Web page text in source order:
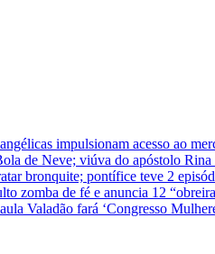
impulsionam acesso ao
de Neve; viúva do apóstolo Rina
bronquite; pontífice teve 2
zomba de fé e anuncia 12
Valadão fará ‘Congresso